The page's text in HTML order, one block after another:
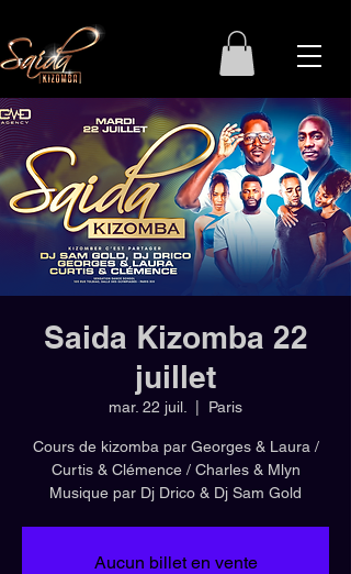
Saida Kizomba 22
juillet
mar. 22 juil. Paris
Cours de kizomba par Georges & Laura /
Curtis & Clémence / Charles & Mlyn
Musique par Dj Drico & Dj Sam Gold
Aucun billet en vente